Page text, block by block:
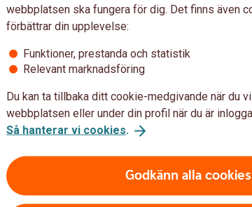
webbplatsen ska fungera för dig. Det finns även
förbättrar din upplevelse:
Funktioner, prestanda och statistik
Relevant marknadsföring
Du kan ta tillbaka ditt cookie-medgivande när du
webbplatsen eller under din profil när du är
Så hanterar vi cookies.
Godkänn alla cookies